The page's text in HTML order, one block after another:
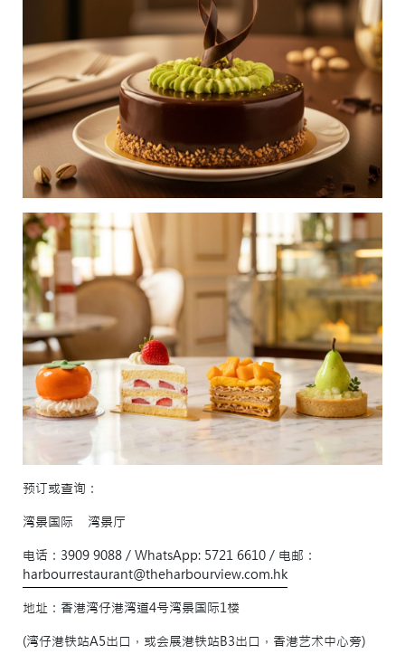
预订或查询：
湾景国际 湾景厅
电话：3909 9088 / WhatsApp: 5721 6610 / 电邮：
harbourrestaurant@theharbourview.com.hk
地址：香港湾仔港湾道4号湾景国际1楼
(湾仔港铁站A5出口，或会展港铁站B3出口，香港艺术中心旁)